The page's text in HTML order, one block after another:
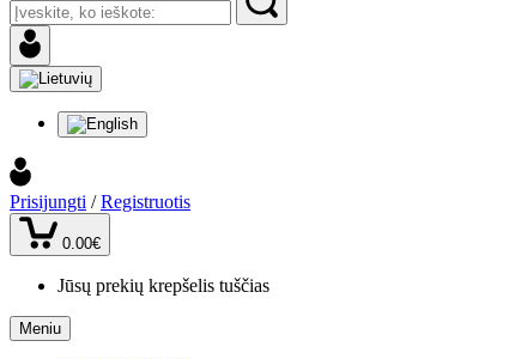
Prisijungti / Registruotis
0.00€
Jūsų prekių krepšelis tuščias
Meniu